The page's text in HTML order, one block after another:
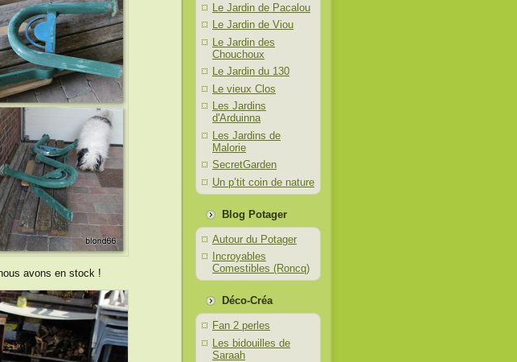
avons en stock !
Le Jardin de Pacalou
Le Jardin de Viou
Le Jardin des
Chouchoux
Le Jardin du 130
Le vieux Clos
Les Jardins
d'Arduinna
Les Jardins de
Malorie
SecretGarden
Un p’tit coin de nature
Blog Potager
Autour du Potager
Incroyables
Comestibles (Roncq)
Déco-Créa
Fan 2 perles
Les bidouilles de
Saraah